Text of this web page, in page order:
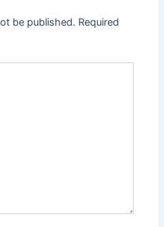
be published. Required